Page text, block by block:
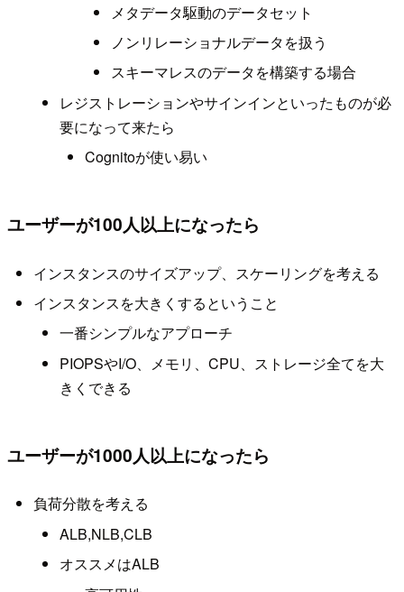
メタデータ駆動のデータセット
ノンリレーショナルデータを扱う
スキーマレスのデータを構築する場合
レジストレーションやサインインといったものが必
要になって来たら
Cognitoが使い易い
ユーザーが100人以上になったら
インスタンスのサイズアップ、スケーリングを考える
インスタンスを大きくするということ
一番シンプルなアプローチ
PIOPSやI/O、メモリ、CPU、ストレージ全てを大
きくできる
ユーザーが1000人以上になったら
負荷分散を考える
ALB,NLB,CLB
オススメはALB